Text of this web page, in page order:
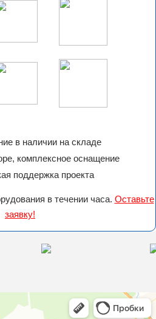
в наличии на складе
комплексное оснащение
поддержка проекта
в течении часа. Оставьте
заявку!